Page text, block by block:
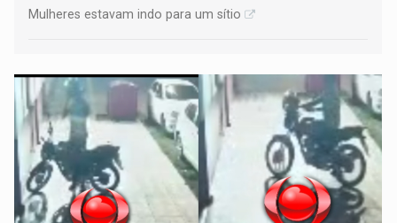
Mulheres estavam indo para um sítio